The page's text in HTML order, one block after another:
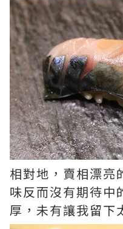
相對地，賣相漂亮
味反而沒有期待中
厚，未有讓我留下